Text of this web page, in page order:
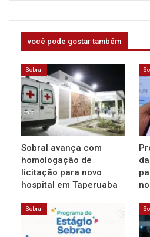
você pode gostar também
Sobral
Sobral avança com
homologação de
licitação para novo
hospital em Taperuaba
Sobral